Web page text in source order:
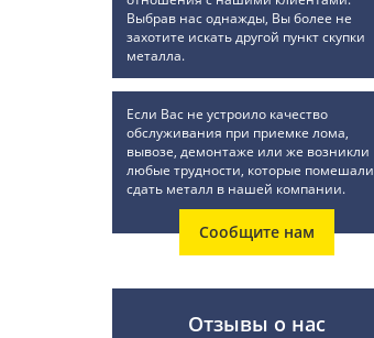
Выбрав нас однажды, Вы более не
захотите искать другой пункт скупки
металла.
Если Вас не устроило качество
обслуживания при приемке лома,
вывозе, демонтаже или же возникли
любые трудности, которые помешали
сдать металл в нашей компании.
Сообщите нам
Отзывы о нас